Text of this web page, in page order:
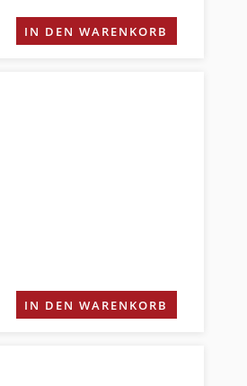
IN DEN WARENKORB
IN DEN WARENKORB